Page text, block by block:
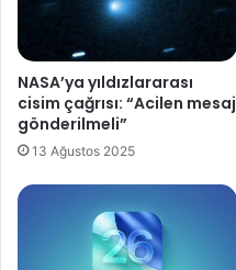
m
r
k
a
s
NASA’ya yıldızlararası
cisim çağrısı: “Acilen mesaj
gönderilmeli”
13 Ağustos 2025